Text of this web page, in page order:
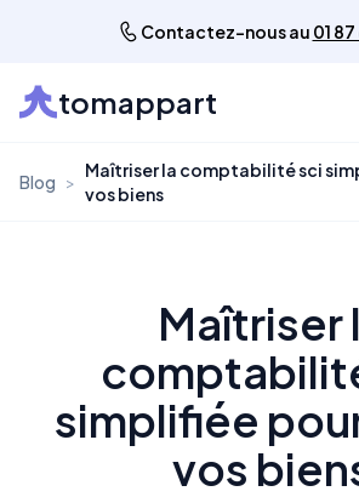
Contactez-nous au 01
tomappart
Blog >
Maîtriser la comptabilité sci
vos biens
Maîtriser
simplifiée
vos